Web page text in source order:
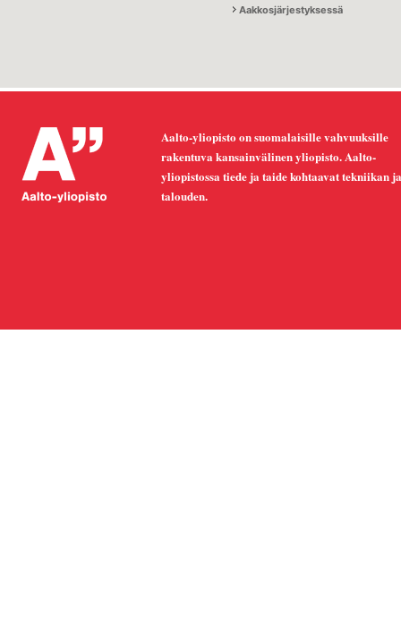
Aakkosjärjestyksessä
Aalto-yliopisto on suomalaisille vahvuuksille
rakentuva kansainvälinen yliopisto. Aalto-
yliopistossa tiede ja taide kohtaavat tekniikan ja
talouden.